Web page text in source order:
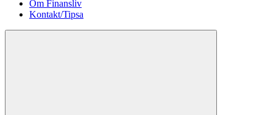
Om Finansliv
Kontakt/Tipsa